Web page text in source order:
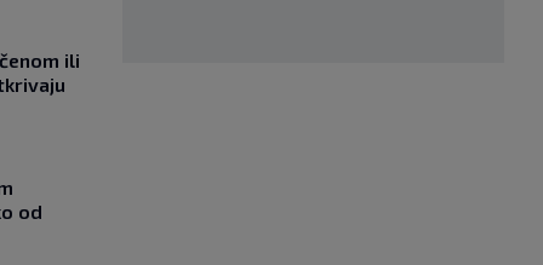
ili
od